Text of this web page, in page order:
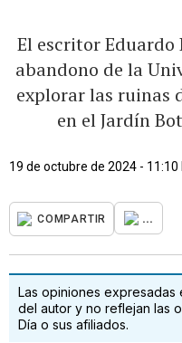
El escritor Eduardo
abandono de la
explorar las ruinas
en el Jardín
19 de octubre de 2024 - 11:10
COMPARTIR ...
Las opiniones expresadas
del autor y no reflejan las
Día o sus afiliados.